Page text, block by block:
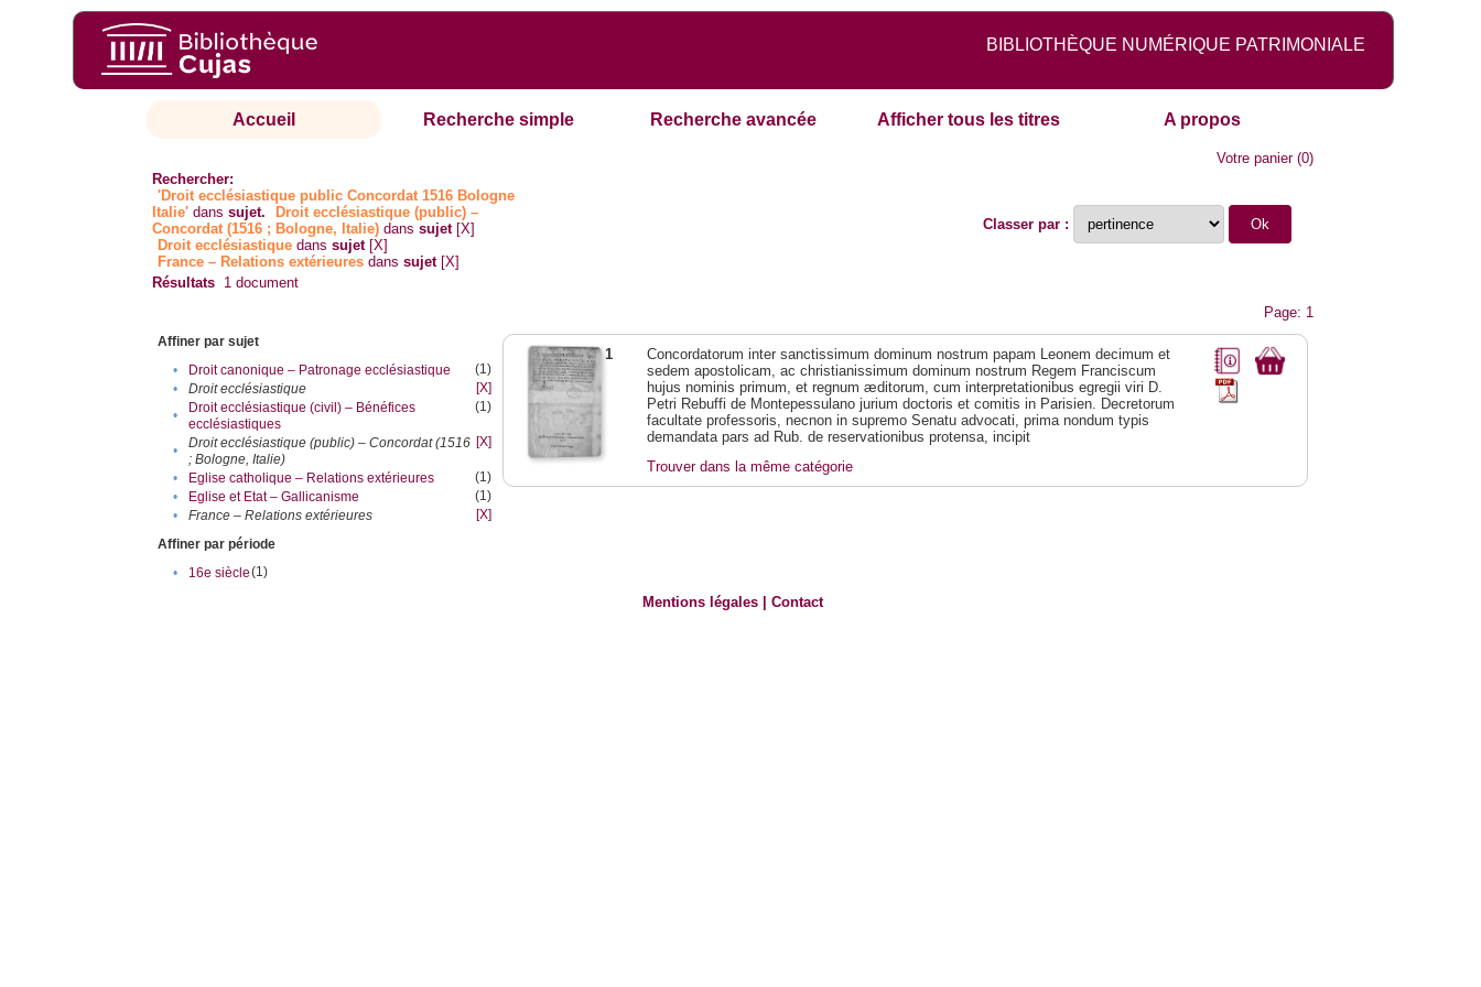
BIBLIOTHÈQUE NUMÉRIQUE PATRIMONIALE
Accueil Recherche simple Recherche avancée Afficher tous les titres A propos
Votre panier(0)
Rechercher:
'Droit ecclésiastique public Concordat 1516 Bologne
Italie' danssujet.
Droit ecclésiastique (public) –
Concordat (1516 ; Bologne, Italie) danssujet [X]
Droit ecclésiastique danssujet [X]
France – Relations extérieures danssujet [X]
Classer par :
Résultats 1 document
Page: 1
Affiner par sujet
•
Droit canonique – Patronage ecclésiastique
(1)
•
Droit ecclésiastique
[X]
•
Droit ecclésiastique (civil) – Bénéfices
ecclésiastiques
(1)
•
Droit ecclésiastique (public) – Concordat (1516
; Bologne, Italie)
[X]
• Eglise catholique – Relations extérieures
(1)
•
Eglise et Etat – Gallicanisme
(1)
•
France – Relations extérieures
[X]
Affiner par période
•
16e siècle(1)
1
Concordatorum inter sanctissimum dominum nostrum papam Leonem decimum et
sedem apostolicam, ac christianissimum dominum nostrum Regem Franciscum
hujus nominis primum, et regnum æditorum, cum interpretationibus egregii viri D.
Petri Rebuffi de Montepessulano jurium doctoris et comitis in Parisien. Decretorum
facultate professoris, necnon in supremo Senatu advocati, prima nondum typis
demandata pars ad Rub. de reservationibus protensa, incipit
Trouver dans la même catégorie
Mentions légales |Contact